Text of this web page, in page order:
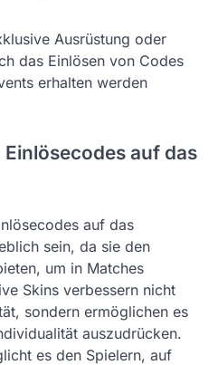
Ausrüstung oder
das Einlösen von Codes
erhalten werden
auf das
auf das
sein, da sie den
um in Matches
Skins verbessern nicht
sondern ermöglichen es
auszudrücken.
es den Spielern, auf